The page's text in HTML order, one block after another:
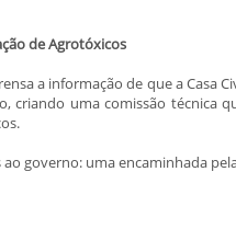
de Agrotóxicos
a informação de que a Casa
criando uma comissão técnica
governo: uma encaminhada